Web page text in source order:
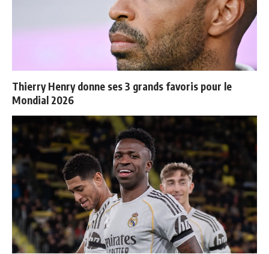
Thierry Henry donne ses 3 grands favoris pour le
Mondial 2026